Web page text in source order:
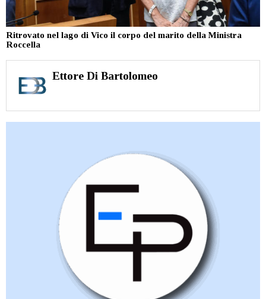
Ritrovato nel lago di Vico il corpo del marito della Ministra
Roccella
Ettore Di Bartolomeo